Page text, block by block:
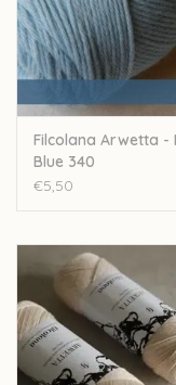
Filcolana Arwetta -
Blue 340
€5,50